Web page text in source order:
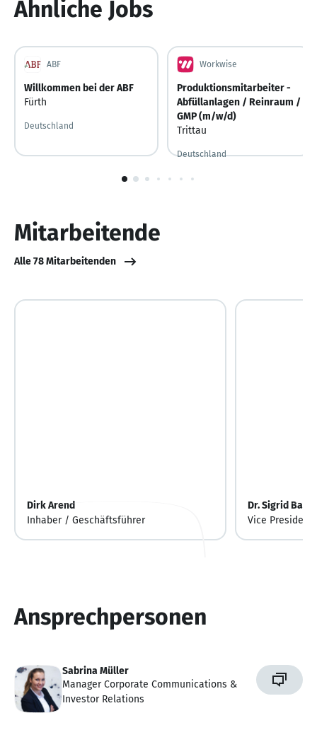
Ähnliche Jobs
ABF
Willkommen bei der ABF
Fürth
Deutschland
Workwise
Produktionsmitarbeiter -
Abfüllanlagen / Reinraum /
GMP (m/w/d)
Trittau
Deutschland
Mitarbeitende
Alle 78 Mitarbeitenden
Dirk Arend
Inhaber / Geschäftsführer
Dr. Sigrid
Vice President
Ansprechpersonen
Sabrina Müller
Manager Corporate Communications &
Investor Relations